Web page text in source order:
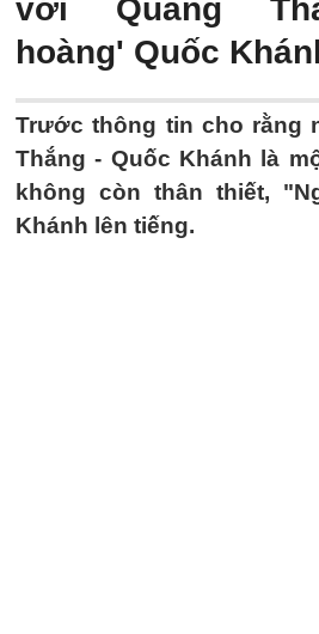
với Quang
hoàng' Quốc
Trước thông tin cho rằng
Thắng - Quốc Khánh là
không còn thân thiết,
Khánh lên tiếng.